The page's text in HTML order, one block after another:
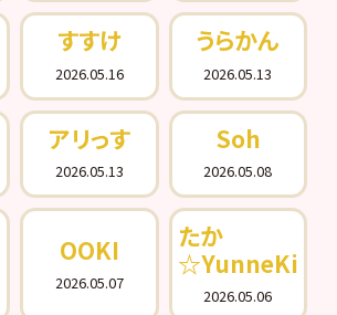
すすけ
2026.05.16
うらかん
2026.05.13
アリっす
2026.05.13
Soh
2026.05.08
OOKI
2026.05.07
たか
☆YunneKi
2026.05.06